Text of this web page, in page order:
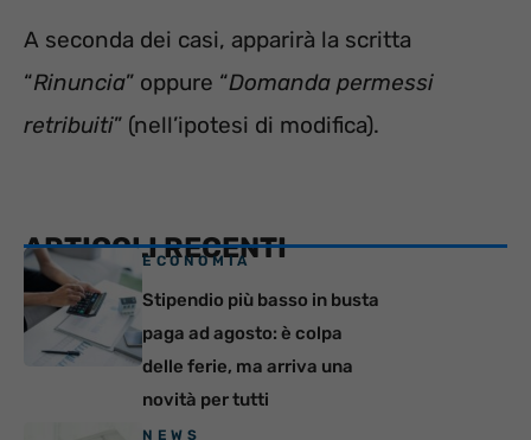
A seconda dei casi, apparirà la scritta
“Rinuncia” oppure “Domanda permessi
retribuiti” (nell’ipotesi di modifica).
ARTICOLI RECENTI
ECONOMIA
Stipendio più basso in busta
paga ad agosto: è colpa
delle ferie, ma arriva una
novità per tutti
NEWS